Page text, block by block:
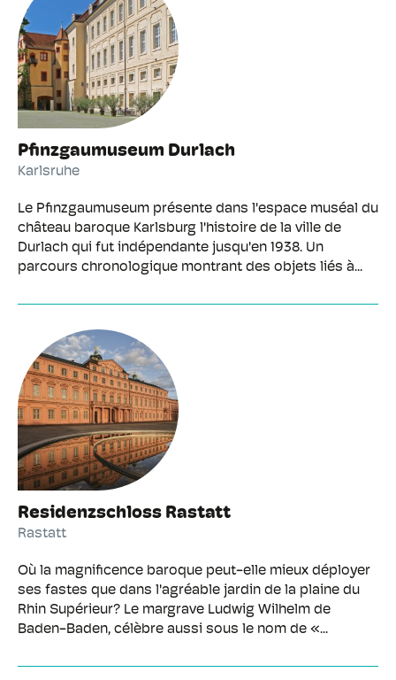
Pfinzgaumuseum Durlach
Karlsruhe
Le Pfinzgaumuseum présente dans l'espace muséal du
château baroque Karlsburg l'histoire de la ville de
Durlach qui fut indépendante jusqu'en 1938. Un
parcours chronologique montrant des objets liés à...
Residenzschloss Rastatt
Rastatt
Où la magnificence baroque peut-elle mieux déployer
ses fastes que dans l'agréable jardin de la plaine du
Rhin Supérieur? Le margrave Ludwig Wilhelm de
Baden-Baden, célèbre aussi sous le nom de «...